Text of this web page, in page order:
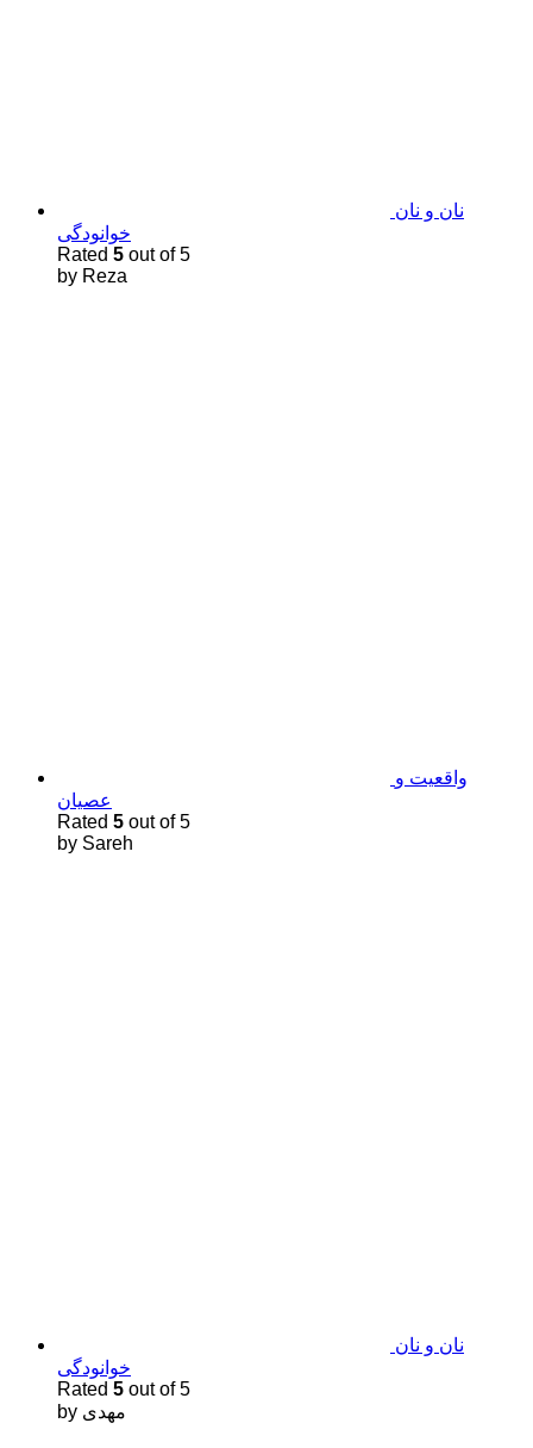
نان و نان
خوانودگی
Rated 5 out of 5
by Reza
واقعیت و
عصیان
Rated 5 out of 5
by Sareh
نان و نان
خوانودگی
Rated 5 out of 5
by مهدى